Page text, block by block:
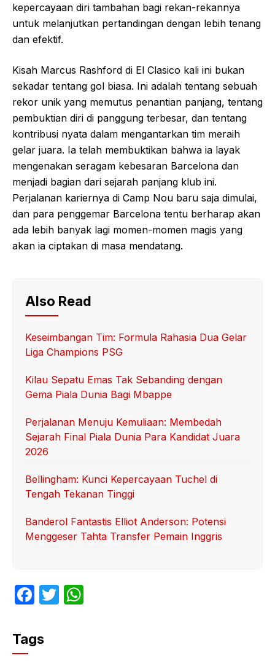
kepercayaan diri tambahan bagi rekan-rekannya
untuk melanjutkan pertandingan dengan lebih tenang
dan efektif.
Kisah Marcus Rashford di El Clasico kali ini bukan
sekadar tentang gol biasa. Ini adalah tentang sebuah
rekor unik yang memutus penantian panjang, tentang
pembuktian diri di panggung terbesar, dan tentang
kontribusi nyata dalam mengantarkan tim meraih
gelar juara. Ia telah membuktikan bahwa ia layak
mengenakan seragam kebesaran Barcelona dan
menjadi bagian dari sejarah panjang klub ini.
Perjalanan kariernya di Camp Nou baru saja dimulai,
dan para penggemar Barcelona tentu berharap akan
ada lebih banyak lagi momen-momen magis yang
akan ia ciptakan di masa mendatang.
Also Read
Keseimbangan Tim: Formula Rahasia Dua Gelar
Liga Champions PSG
Kilau Sepatu Emas Tak Sebanding dengan
Gema Piala Dunia Bagi Mbappe
Perjalanan Menuju Kemuliaan: Membedah
Sejarah Final Piala Dunia Para Kandidat Juara
2026
Bellingham: Kunci Kepercayaan Tuchel di
Tengah Tekanan Tinggi
Banderol Fantastis Elliot Anderson: Potensi
Menggeser Tahta Transfer Pemain Inggris
F
c
e
T
Tags